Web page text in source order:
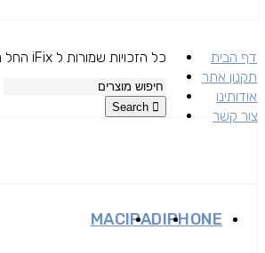
דף הבית
תקנון אתר
אודותינו
צור קשר
כל הזכויות שמורות ל iFix החל משנת 2020
IPHONE
IPAD
MAC
Search